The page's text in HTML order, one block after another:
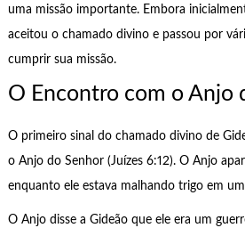
uma missão importante. Embora
aceitou o chamado divino e passou por
cumprir sua missão.
O Encontro com o Anjo
O primeiro sinal do chamado divino de
o Anjo do Senhor (Juízes 6:12). O Anjo
enquanto ele estava malhando trigo em
O Anjo disse a Gideão que ele era um